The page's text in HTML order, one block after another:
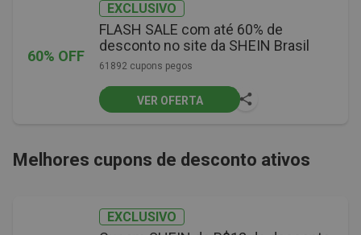
60% OFF
EXCLUSIVO
FLASH SALE com até 60% de
desconto no site da SHEIN Brasil
61892 cupons pegos
VER OFERTA
Melhores cupons de desconto ativos
EXCLUSIVO